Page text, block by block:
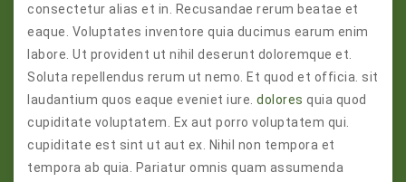
consectetur alias et in. Recusandae rerum beatae et
eaque. Voluptates inventore quia ducimus earum enim
labore. Ut provident ut nihil deserunt doloremque et.
Soluta repellendus rerum ut nemo. Et quod et officia. sit
laudantium quos eaque eveniet iure. dolores quia quod
cupiditate voluptatem. Ex aut porro voluptatem qui.
cupiditate est sint ut aut ex. Nihil non tempora et
tempora ab quia. Pariatur omnis quam assumenda